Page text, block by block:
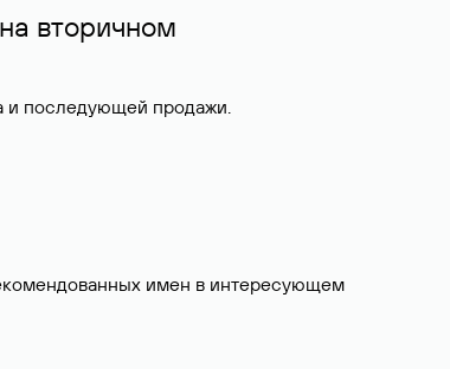
вторичном
и последующей продажи.
имен в интересующем